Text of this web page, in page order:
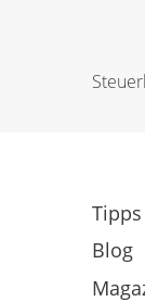
Blog